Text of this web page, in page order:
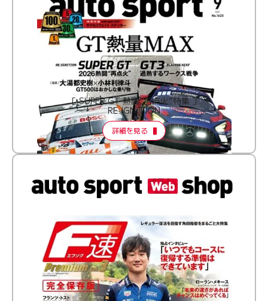
［ SUPER GT 熱闘“再点火”特集 ］
RE:IGNITION
詳細を見る